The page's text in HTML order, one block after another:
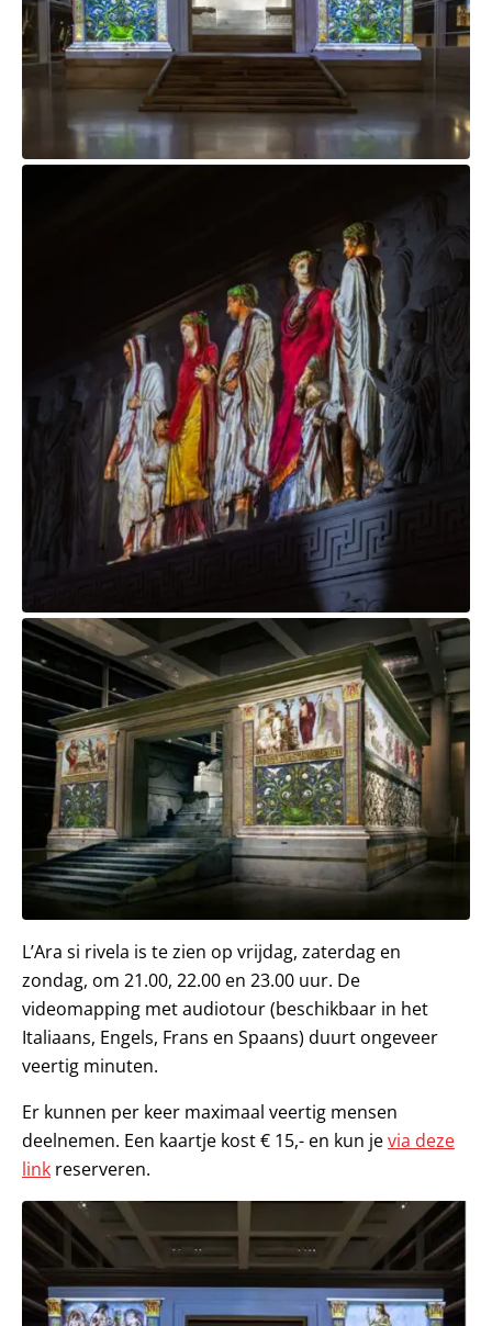
L’Ara si rivela is te zien op vrijdag, zaterdag en
zondag, om 21.00, 22.00 en 23.00 uur. De
videomapping met audiotour (beschikbaar in het
Italiaans, Engels, Frans en Spaans) duurt ongeveer
veertig minuten.
Er kunnen per keer maximaal veertig mensen
deelnemen. Een kaartje kost € 15,- en kun jevia deze
link reserveren.